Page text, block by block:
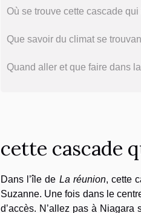
Où se trouve cette cascade qui
Que savoir du climat se
Quand aller et que faire dans
cette cascade
Dans l’île de La réunion, cette
Suzanne. Une fois dans le
d’accès. N’allez pas à